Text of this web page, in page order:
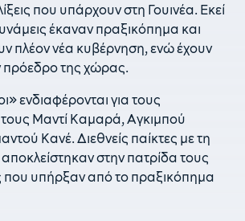
που υπάρχουν στη Γουινέα. Εκεί
έκαναν πραξικόπημα και
πλέον νέα κυβέρνηση, ενώ έχουν
πρόεδρο της χώρας.
ενδιαφέρονται για τους
Μαντί Καμαρά, Αγκιμπού
Κανέ. Διεθνείς παίκτες με τη
αποκλείστηκαν στην πατρίδα τους
που υπήρξαν από το πραξικόπημα